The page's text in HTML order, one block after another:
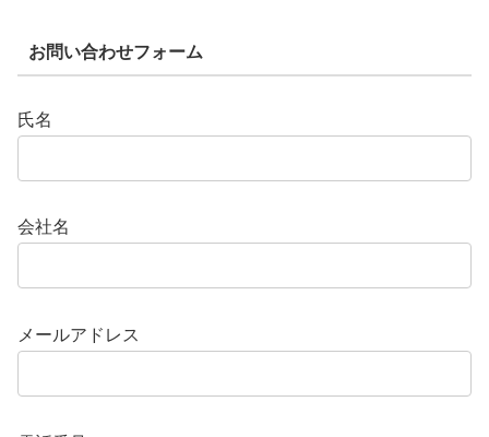
お問い合わせフォーム
氏名
会社名
メールアドレス